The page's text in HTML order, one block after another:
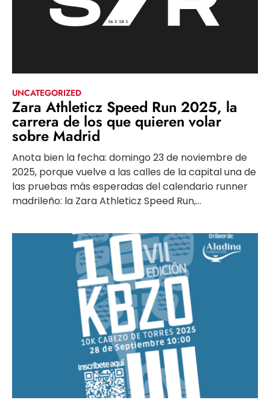
UNCATEGORIZED
Zara Athleticz Speed Run 2025, la
carrera de los que quieren volar
sobre Madrid
Anota bien la fecha: domingo 23 de noviembre de
2025, porque vuelve a las calles de la capital una de
las pruebas más esperadas del calendario runner
madrileño: la Zara Athleticz Speed Run,...